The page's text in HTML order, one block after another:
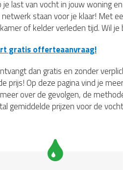
je last van vocht in jouw woning
staan voor je klaar! Met
of kelder verleden tijd. Wil
gratis offerteaanvraag!
dan gratis en zonder
prijs! Op deze pagina vind je
over de gevolgen, de
gemiddelde prijzen voor de